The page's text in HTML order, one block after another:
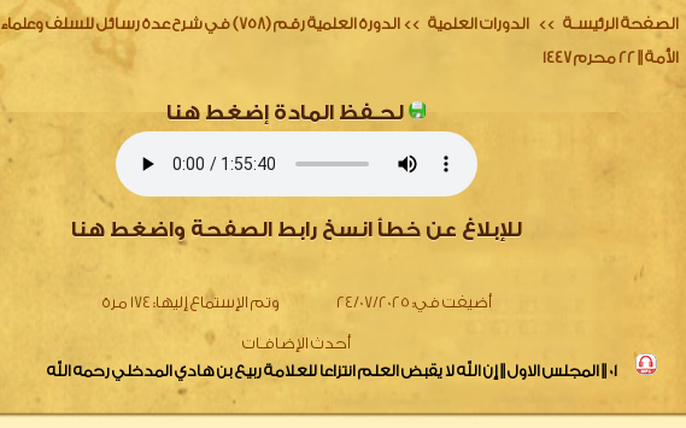
الصفحة الرئيسـة >> الدورات العلمية >>
الدورة العلمية رقم (758) في شرح عدة رسائل للسلف وعلماء
الأمة || 22 محرم 1447
لحـفظ المادة إضغط هنا
للإبلاغ عن خطأ انسخ رابط الصفحة واضغط هنا
أضيفت في: 24/07/2025 وتم الإستماع إليها: 174 مرة
أحدث الإضافـات
01 || المجلس الاول || إن الله لا يقبض العلم انتزاعا للعلامة ربيع بن هادي المدخلي رحمه الله